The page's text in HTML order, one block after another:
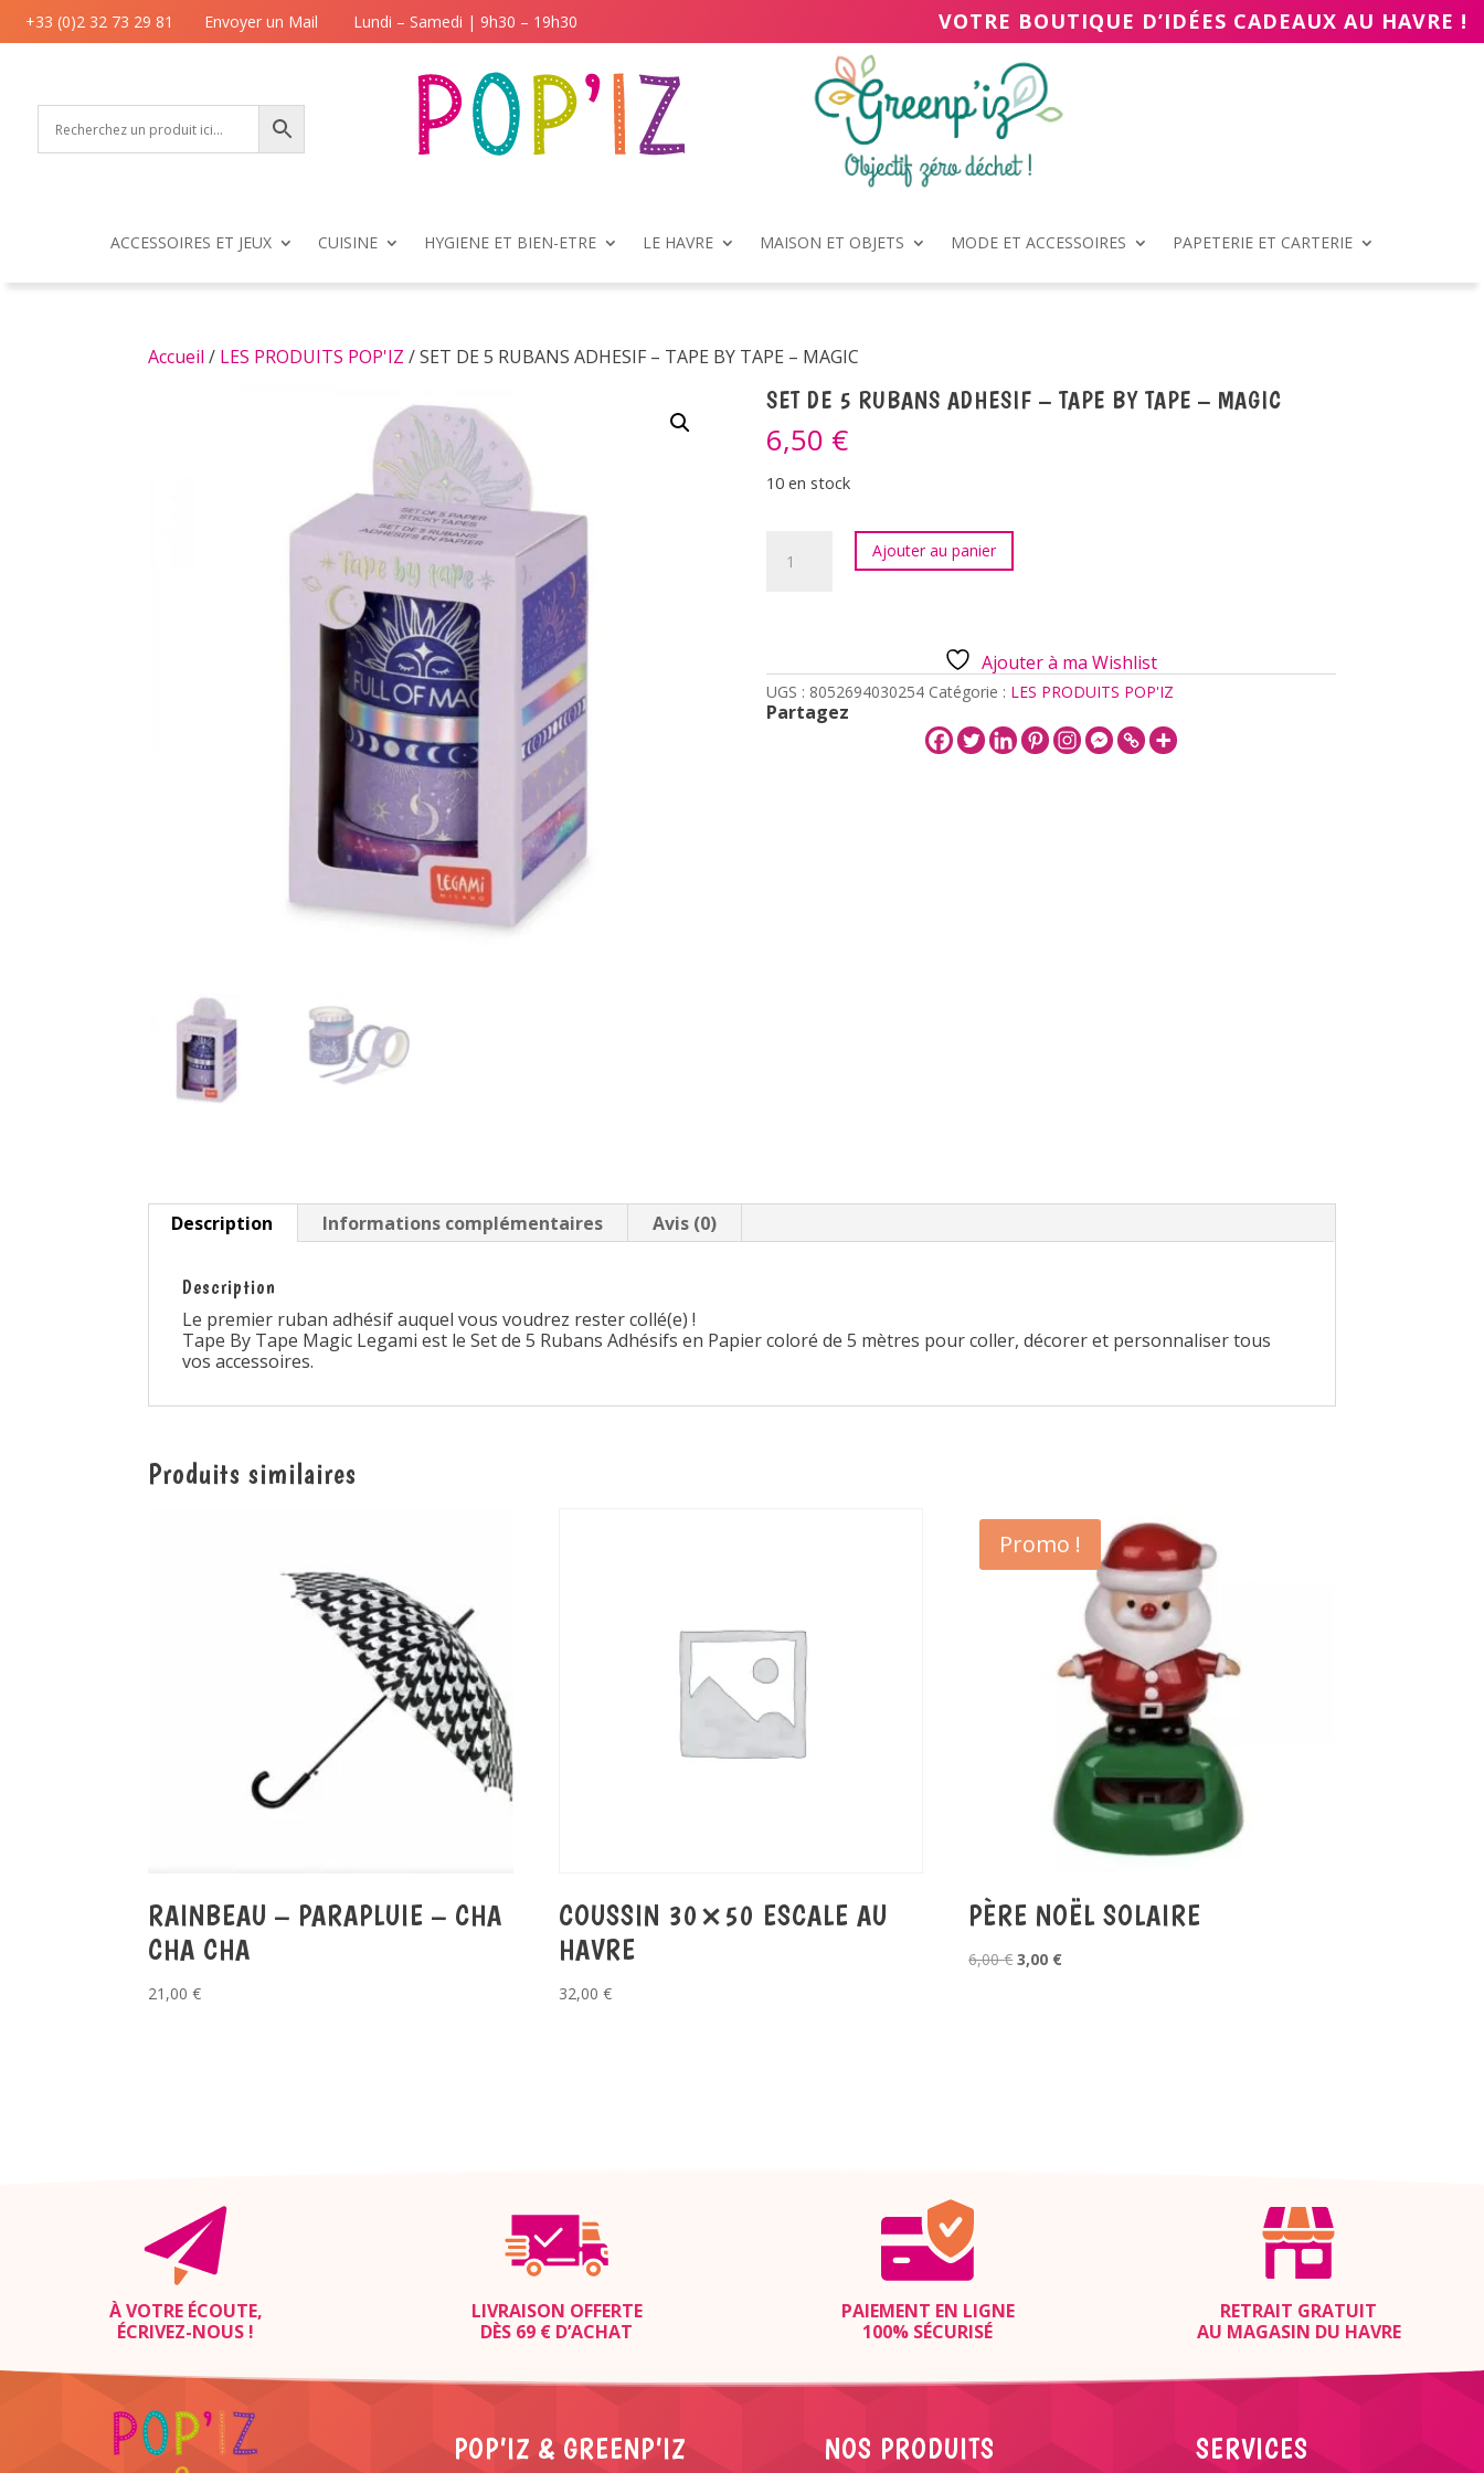
+33 (0)2 32 73 29 81 Envoyer un Mail Lundi – Samedi | 9h30 – 19h30 VOTRE BOUTIQUE D’IDÉES CADEAUX AU HAVRE !
ACCESSOIRES ET JEUX CUISINE HYGIENE ET BIEN-ETRE LE HAVRE MAISON ET OBJETS MODE ET ACCESSOIRES PAPETERIE ET CARTERIE
Accueil / LES PRODUITS POP'IZ / SET DE 5 RUBANS ADHESIF – TAPE BY TAPE – MAGIC
SET DE 5 RUBANS ADHESIF – TAPE BY TAPE – MAGIC
6,50 €
10 en stock
-
TAPE
Ajouter au panier
Ajouter à ma Wishlist
UGS : 8052694030254 Catégorie : LES PRODUITS POP'IZ
Partagez
Description Informations complémentaires Avis (0)
Description
Le premier ruban adhésif auquel vous voudrez rester collé(e) !
Tape By Tape Magic Legami est le Set de 5 Rubans Adhésifs en Papier coloré de 5 mètres pour coller, décorer et personnaliser tous
vos accessoires.
Produits similaires
RAINBEAU – PARAPLUIE – CHA
CHA CHA
21,00€
COUSSIN 30×50 ESCALE AU
HAVRE
32,00 €
Promo !
PÈRE NOËL SOLAIRE
6,00€Le
3,00 €Le
À VOTRE ÉCOUTE,
ÉCRIVEZ-NOUS !
LIVRAISON OFFERTE
DÈS 69 € D’ACHAT
PAIEMENT EN LIGNE
100% SÉCURISÉ
RETRAIT GRATUIT
AU MAGASIN DU HAVRE
POP’IZ & GREENP’IZ NOS PRODUITS SERVICES